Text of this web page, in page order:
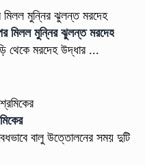
মিলল মুন্নির ঝুলন্ত মরদেহ
থেকে মরদেহ উদ্ধার ...
বালু উত্তোলনের সময় দুটি